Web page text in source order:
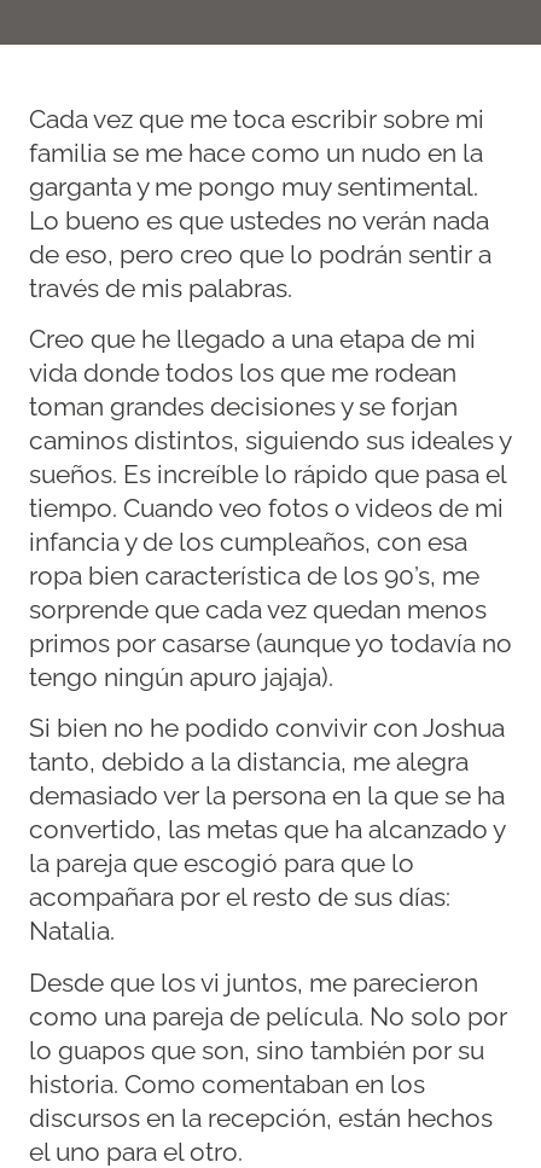
Cada vez que me toca escribir sobre mi
familia se me hace como un nudo en la
garganta y me pongo muy sentimental.
Lo bueno es que ustedes no verán nada
de eso, pero creo que lo podrán sentir a
través de mis palabras.
Creo que he llegado a una etapa de mi
vida donde todos los que me rodean
toman grandes decisiones y se forjan
caminos distintos, siguiendo sus ideales y
sueños. Es increíble lo rápido que pasa el
tiempo. Cuando veo fotos o videos de mi
infancia y de los cumpleaños, con esa
ropa bien característica de los 90’s, me
sorprende que cada vez quedan menos
primos por casarse (aunque yo todavía no
tengo ningún apuro jajaja).
Si bien no he podido convivir con Joshua
tanto, debido a la distancia, me alegra
demasiado ver la persona en la que se ha
convertido, las metas que ha alcanzado y
la pareja que escogió para que lo
acompañara por el resto de sus días:
Natalia.
Desde que los vi juntos, me parecieron
como una pareja de película. No solo por
lo guapos que son, sino también por su
historia. Como comentaban en los
discursos en la recepción, están hechos
el uno para el otro.